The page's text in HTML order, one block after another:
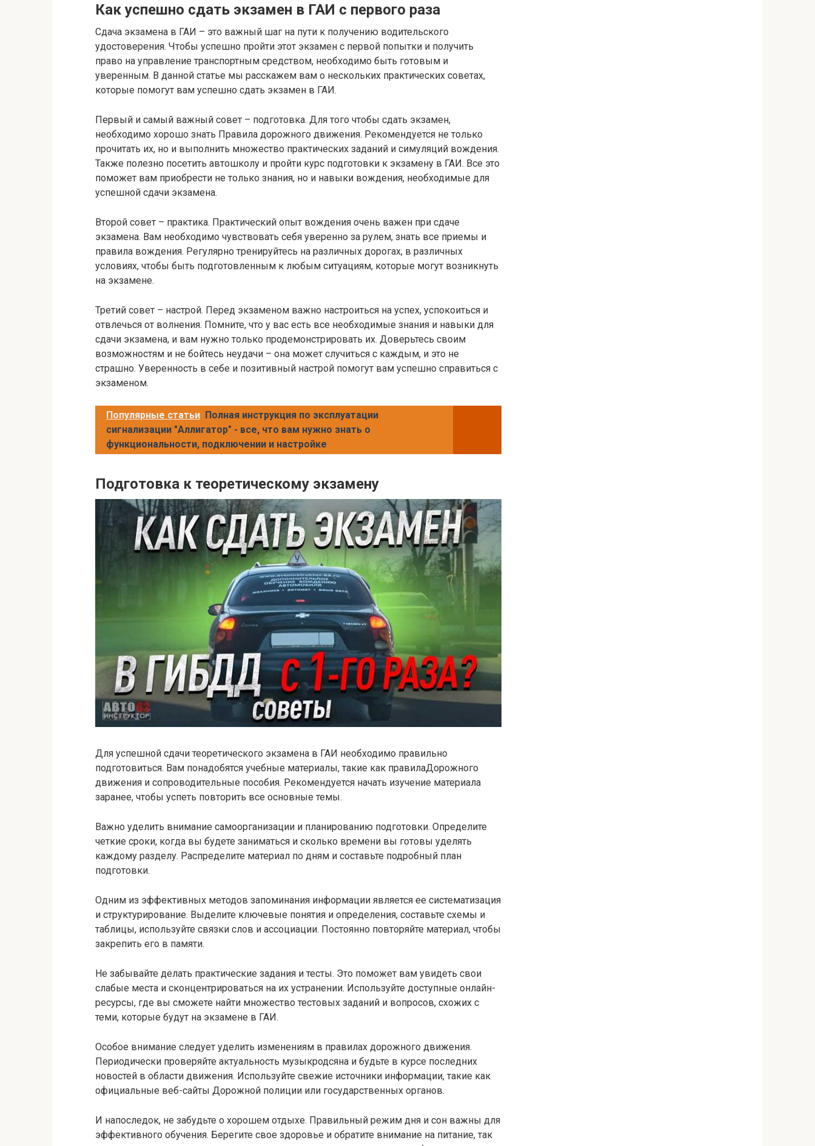
Как успешно сдать экзамен в ГАИ с первого раза
Сдача экзамена в ГАИ – это важный шаг на пути к получению водительского
удостоверения. Чтобы успешно пройти этот экзамен с первой попытки и получить
право на управление транспортным средством, необходимо быть готовым и
уверенным. В данной статье мы расскажем вам о нескольких практических советах,
которые помогут вам успешно сдать экзамен в ГАИ.
Первый и самый важный совет – подготовка. Для того чтобы сдать экзамен,
необходимо хорошо знать Правила дорожного движения. Рекомендуется не только
прочитать их, но и выполнить множество практических заданий и симуляций вождения.
Также полезно посетить автошколу и пройти курс подготовки к экзамену в ГАИ. Все это
поможет вам приобрести не только знания, но и навыки вождения, необходимые для
успешной сдачи экзамена.
Второй совет – практика. Практический опыт вождения очень важен при сдаче
экзамена. Вам необходимо чувствовать себя уверенно за рулем, знать все приемы и
правила вождения. Регулярно тренируйтесь на различных дорогах, в различных
условиях, чтобы быть подготовленным к любым ситуациям, которые могут возникнуть
на экзамене.
Третий совет – настрой. Перед экзаменом важно настроиться на успех, успокоиться и
отвлечься от волнения. Помните, что у вас есть все необходимые знания и навыки для
сдачи экзамена, и вам нужно только продемонстрировать их. Доверьтесь своим
возможностям и не бойтесь неудачи – она может случиться с каждым, и это не
страшно. Уверенность в себе и позитивный настрой помогут вам успешно справиться с
экзаменом.
Популярные статьи Полная инструкция по эксплуатации
сигнализации "Аллигатор" - все, что вам нужно знать о
функциональности, подключении и настройке
Подготовка к теоретическому экзамену
Для успешной сдачи теоретического экзамена в ГАИ необходимо правильно
подготовиться. Вам понадобятся учебные материалы, такие как правилаДорожного
движения и сопроводительные пособия. Рекомендуется начать изучение материала
заранее, чтобы успеть повторить все основные темы.
Важно уделить внимание самоорганизации и планированию подготовки. Определите
четкие сроки, когда вы будете заниматься и сколько времени вы готовы уделять
каждому разделу. Распределите материал по дням и составьте подробный план
подготовки.
Одним из эффективных методов запоминания информации является ее систематизация
и структурирование. Выделите ключевые понятия и определения, составьте схемы и
таблицы, используйте связки слов и ассоциации. Постоянно повторяйте материал, чтобы
закрепить его в памяти.
Не забывайте делать практические задания и тесты. Это поможет вам увидеть свои
слабые места и сконцентрироваться на их устранении. Используйте доступные онлайн-
ресурсы, где вы сможете найти множество тестовых заданий и вопросов, схожих с
теми, которые будут на экзамене в ГАИ.
Особое внимание следует уделить изменениям в правилах дорожного движения.
Периодически проверяйте актуальность музыкpодсяна и будьте в курсе последних
новостей в области движения. Используйте свежие источники информации, такие как
официальные веб-сайты Дорожной полиции или государственных органов.
И напоследок, не забудьте о хорошем отдыхе. Правильный режим дня и сон важны для
эффективного обучения. Берегите свое здоровье и обратите внимание на питание, так